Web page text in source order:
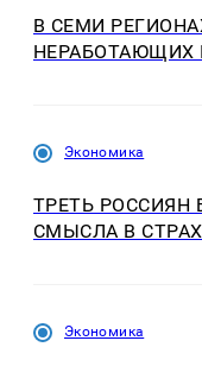
В СЕМИ
НЕРАБОТАЮЩИХ
Экономика
ТРЕТЬ РОССИЯН
СМЫСЛА В
Экономика